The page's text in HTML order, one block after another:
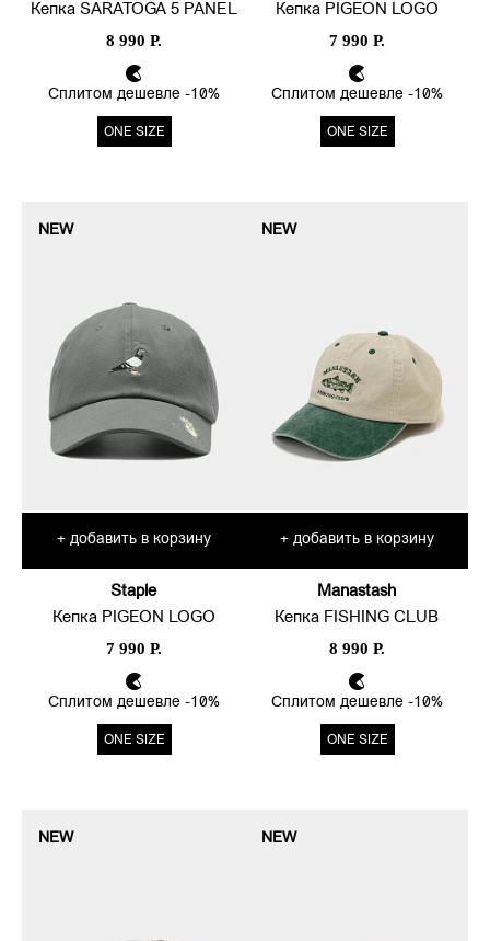
Кепка SARATOGA 5 PANEL
8 990 Р.
Сплитом дешевле -10%
ONE SIZE
Кепка PIGEON LOGO
7 990 Р.
Сплитом дешевле -10%
ONE SIZE
NEW
+ добавить в корзину
Staple
Кепка PIGEON LOGO
7 990 Р.
Сплитом дешевле -10%
ONE SIZE
NEW
+ добавить в корзину
Manastash
Кепка FISHING CLUB
8 990 Р.
Сплитом дешевле -10%
ONE SIZE
NEW NEW